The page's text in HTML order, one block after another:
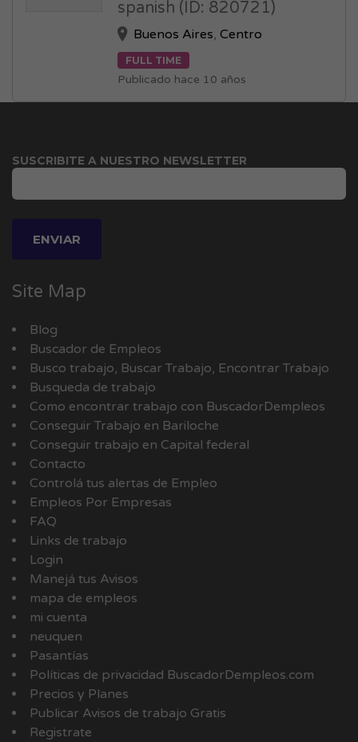
spanish (ID: 820721)
Buenos Aires,Centro
FULL TIME
Publicado hace 10 años
SUSCRIBITE A NUESTRO NEWSLETTER
Site Map
Blog
Buscador de Empleos
Busco trabajo, Buscar Trabajo, Encontrar Trabajo
Busqueda de trabajo
Como encontrar trabajo con BuscadorDempleos
Conseguir Trabajo en Bariloche
Conseguir trabajo en Capital federal
Contacto
Controlá tus alertas de Empleo
Empleos Por Empresas
FAQ
Links de trabajo
Login
Manejá tus Avisos
mapa de empleos
mi cuenta
neuquen
Pasantías
Políticas de privacidad BuscadorDempleos.com
Precios y Planes
Publicar Avisos de trabajo Gratis
Registrate